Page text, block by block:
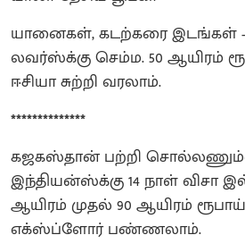
யானைகள், கடற்கரை இடங்கள்
லவர்ஸ்க்கு செம்ம. 50 ஆயிரம்
ஈசியா சுற்றி வரலாம்.
**************
கஜகஸ்தான் பற்றி
இந்தியன்ஸ்க்கு 14 நாள் விசா
ஆயிரம் முதல் 90 ஆயிரம்
எக்ஸ்ப்ளோர் பண்ணலாம்.